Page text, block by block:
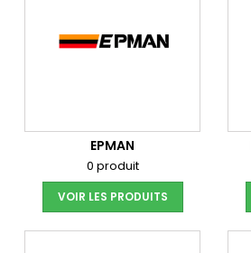
EPMAN
0 produit
VOIR LES PRODUITS